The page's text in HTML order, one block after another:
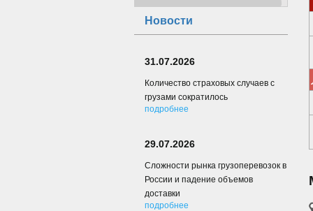
Новости
31.07.2026
Количество страховых случаев с
грузами сократилось
подробнее
29.07.2026
Сложности рынка грузоперевозок в
России и падение объемов
доставки
подробнее